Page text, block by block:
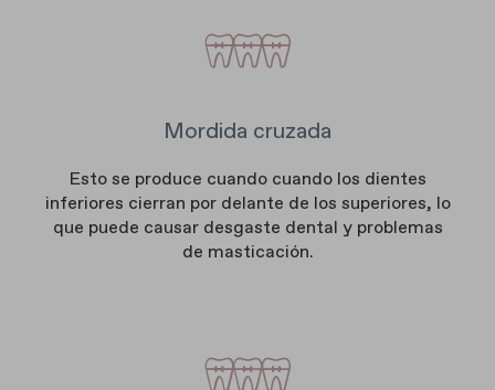
Mordida cruzada
Esto se produce cuando cuando los dientes
inferiores cierran por delante de los superiores, lo
que puede causar desgaste dental y problemas
de masticación.